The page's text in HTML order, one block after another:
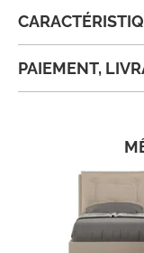
PAIEMENT,